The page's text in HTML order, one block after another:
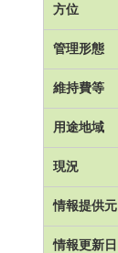
方位
管理形態
維持費等
用途地域
現況
情報提供元
情報更新日